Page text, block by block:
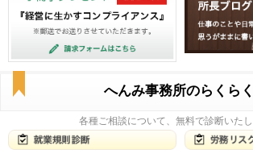
へんみ事務所のらくら
各種ご相談について、無料で診断いたし